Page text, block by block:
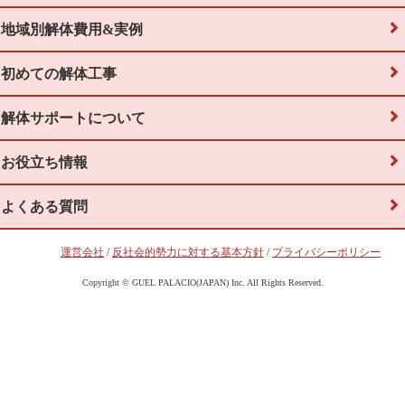
地域別解体費用&実例
初めての解体工事
解体サポートについて
お役立ち情報
よくある質問
運営会社 / 反社会的勢力に対する基本方針 / プライバシーポリシー
Copyright © GUEL PALACIO(JAPAN) Inc. All Rights Reserved.